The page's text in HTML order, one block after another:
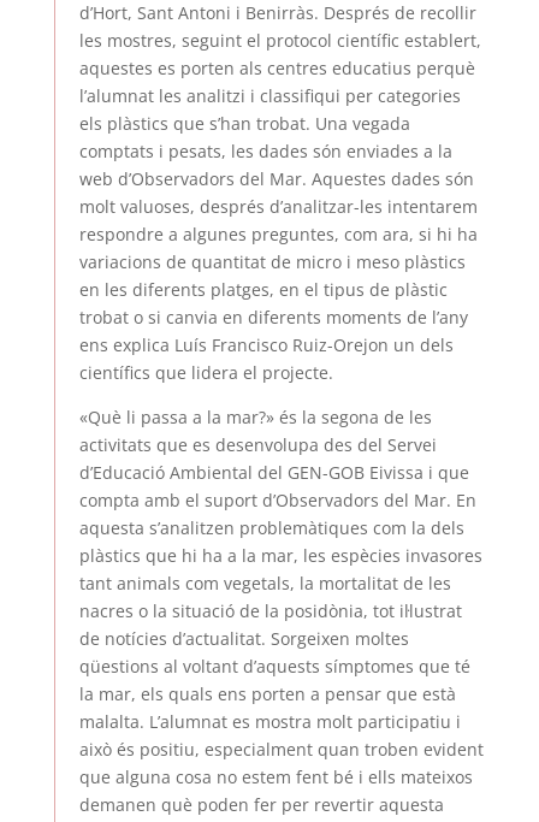
d’Hort, Sant Antoni i Benirràs. Després de recollir
les mostres, seguint el protocol científic establert,
aquestes es porten als centres educatius perquè
l’alumnat les analitzi i classifiqui per categories
els plàstics que s’han trobat. Una vegada
comptats i pesats, les dades són enviades a la
web d’Observadors del Mar. Aquestes dades són
molt valuoses, després d’analitzar-les intentarem
respondre a algunes preguntes, com ara, si hi ha
variacions de quantitat de micro i meso plàstics
en les diferents platges, en el tipus de plàstic
trobat o si canvia en diferents moments de l’any
ens explica Luís Francisco Ruiz-Orejon un dels
científics que lidera el projecte.
«Què li passa a la mar?» és la segona de les
activitats que es desenvolupa des del Servei
d’Educació Ambiental del GEN-GOB Eivissa i que
compta amb el suport d’Observadors del Mar. En
aquesta s’analitzen problemàtiques com la dels
plàstics que hi ha a la mar, les espècies invasores
tant animals com vegetals, la mortalitat de les
nacres o la situació de la posidònia, tot il·lustrat
de notícies d’actualitat. Sorgeixen moltes
qüestions al voltant d’aquests símptomes que té
la mar, els quals ens porten a pensar que està
malalta. L’alumnat es mostra molt participatiu i
això és positiu, especialment quan troben evident
que alguna cosa no estem fent bé i ells mateixos
demanen què poden fer per revertir aquesta